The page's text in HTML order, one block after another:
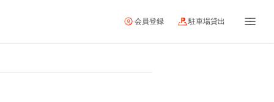
会員登録 駐車場貸出